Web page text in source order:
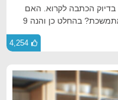
בדיוק הכתבה לקרוא. האם
אפשר להפסיק להרגיש את העייפות המתמשכת? בהחלט כן והנה 9
4,254